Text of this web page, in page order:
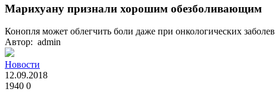
Марихуану признали хорошим обезболивающим
Конопля может облегчить боли даже при онкологических
Автор: admin
Новости
12.09.2018
1940 0